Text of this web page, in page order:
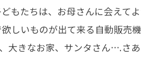
もたちは、お母さんに会えて
しいものが出て来る自動販売
大きなお家、サンタさん….さ